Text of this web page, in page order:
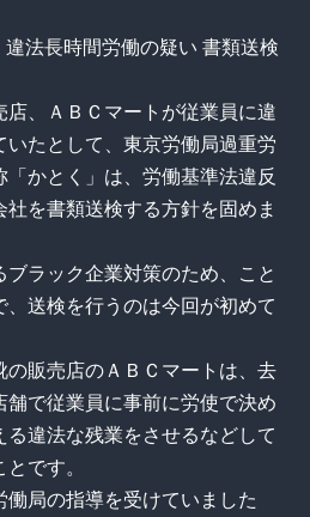
法長時間労働の疑い 書類送検
、ＡＢＣマートが従業員に違
たとして、東京労働局過重労
かとく」は、労働基準法違反
を書類送検する方針を固めま
ブラック企業対策のため、こと
、送検を行うのは今回が初めて
の販売店のＡＢＣマートは、去
で従業員に事前に労使で決め
違法な残業をさせるなどして
です。
局の指導を受けていました